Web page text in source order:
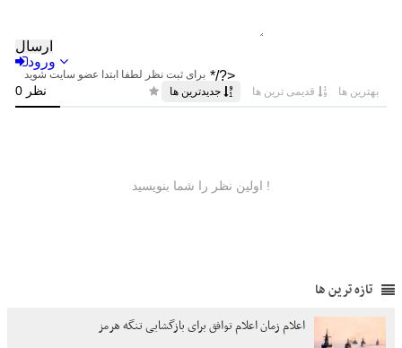
تازه ترین ها
اعلام زمان اعلام توافق برای بازگشایی تنگه هرمز